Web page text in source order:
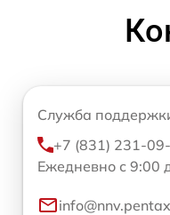
Служба
+7 (831) 231-
Ежедневно с 9:00